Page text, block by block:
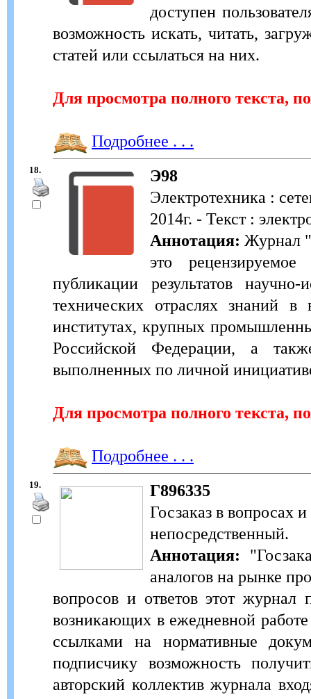
доступен
возможность искать, читать,
статей или ссылаться на них.
Для просмотра полного текста,
Подробнее . . .
18.
Э98
Электротехника :
2014г. - Текст :
Аннотация: Журнал
это рецензируемое
публикации результатов
технических отраслях знаний в
институтах, крупных
Российской Федерации, а
выполненных по личной
Для просмотра полного текста,
Подробнее . . .
19.
Г896335
Госзаказ в вопросах
непосредственный.
Аннотация:
аналогов на рынке
вопросов и ответов этот журнал
возникающих в ежедневной
ссылками на нормативные
подписчику возможность
авторский коллектив журнала